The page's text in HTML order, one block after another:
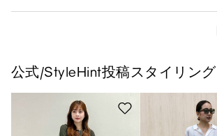
公式/StyleHint投稿スタイリング